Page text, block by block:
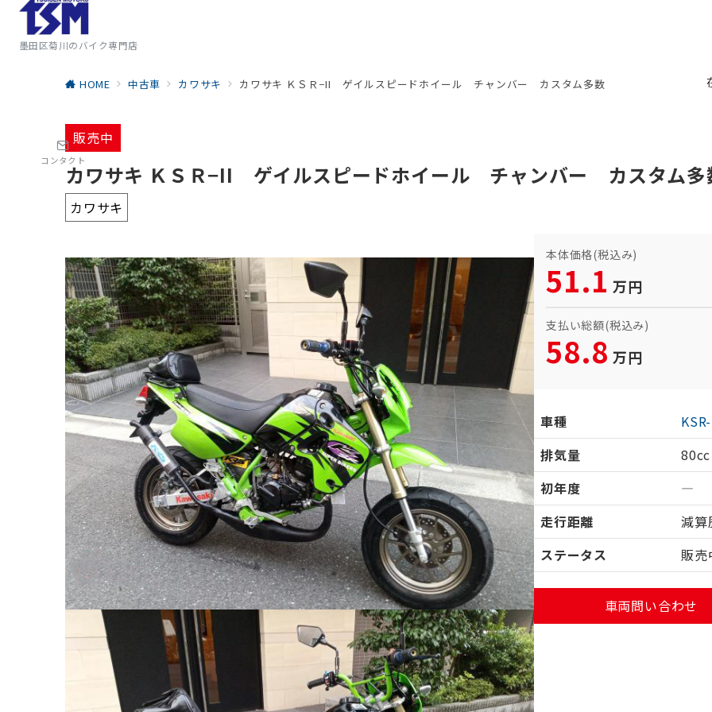
墨田区菊川のバイク専門店
コンタクト
HOME 中古車 カワサキ カワサキ ＫＳＲ−II ゲイルスピードホイール チャンバー カスタム多数
販売中
カワサキ ＫＳＲ−II ゲイルスピードホイール チャンバー カスタム多
カワサキ
本体価格(税込み)
51.1 万円
支払い総額(税込み)
58.8 万円
車種
排気量
80cc
初年度
―
走行距離
減算
ステータス
販売
車両問い合わせ